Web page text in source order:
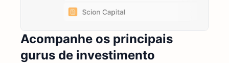
Acompanhe os principais
gurus de investimento